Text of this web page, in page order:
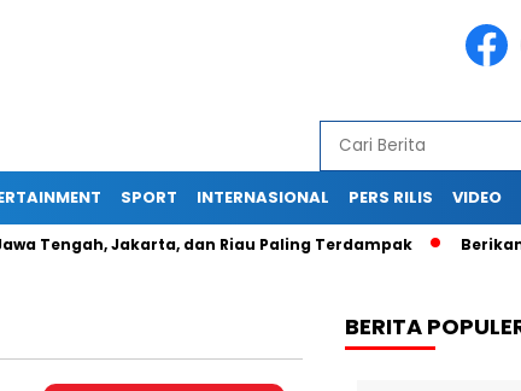
SPORT INTERNASIONAL PERS RILIS VIDEO
Tengah, Jakarta, dan Riau Paling Terdampak Berikan
BERITA